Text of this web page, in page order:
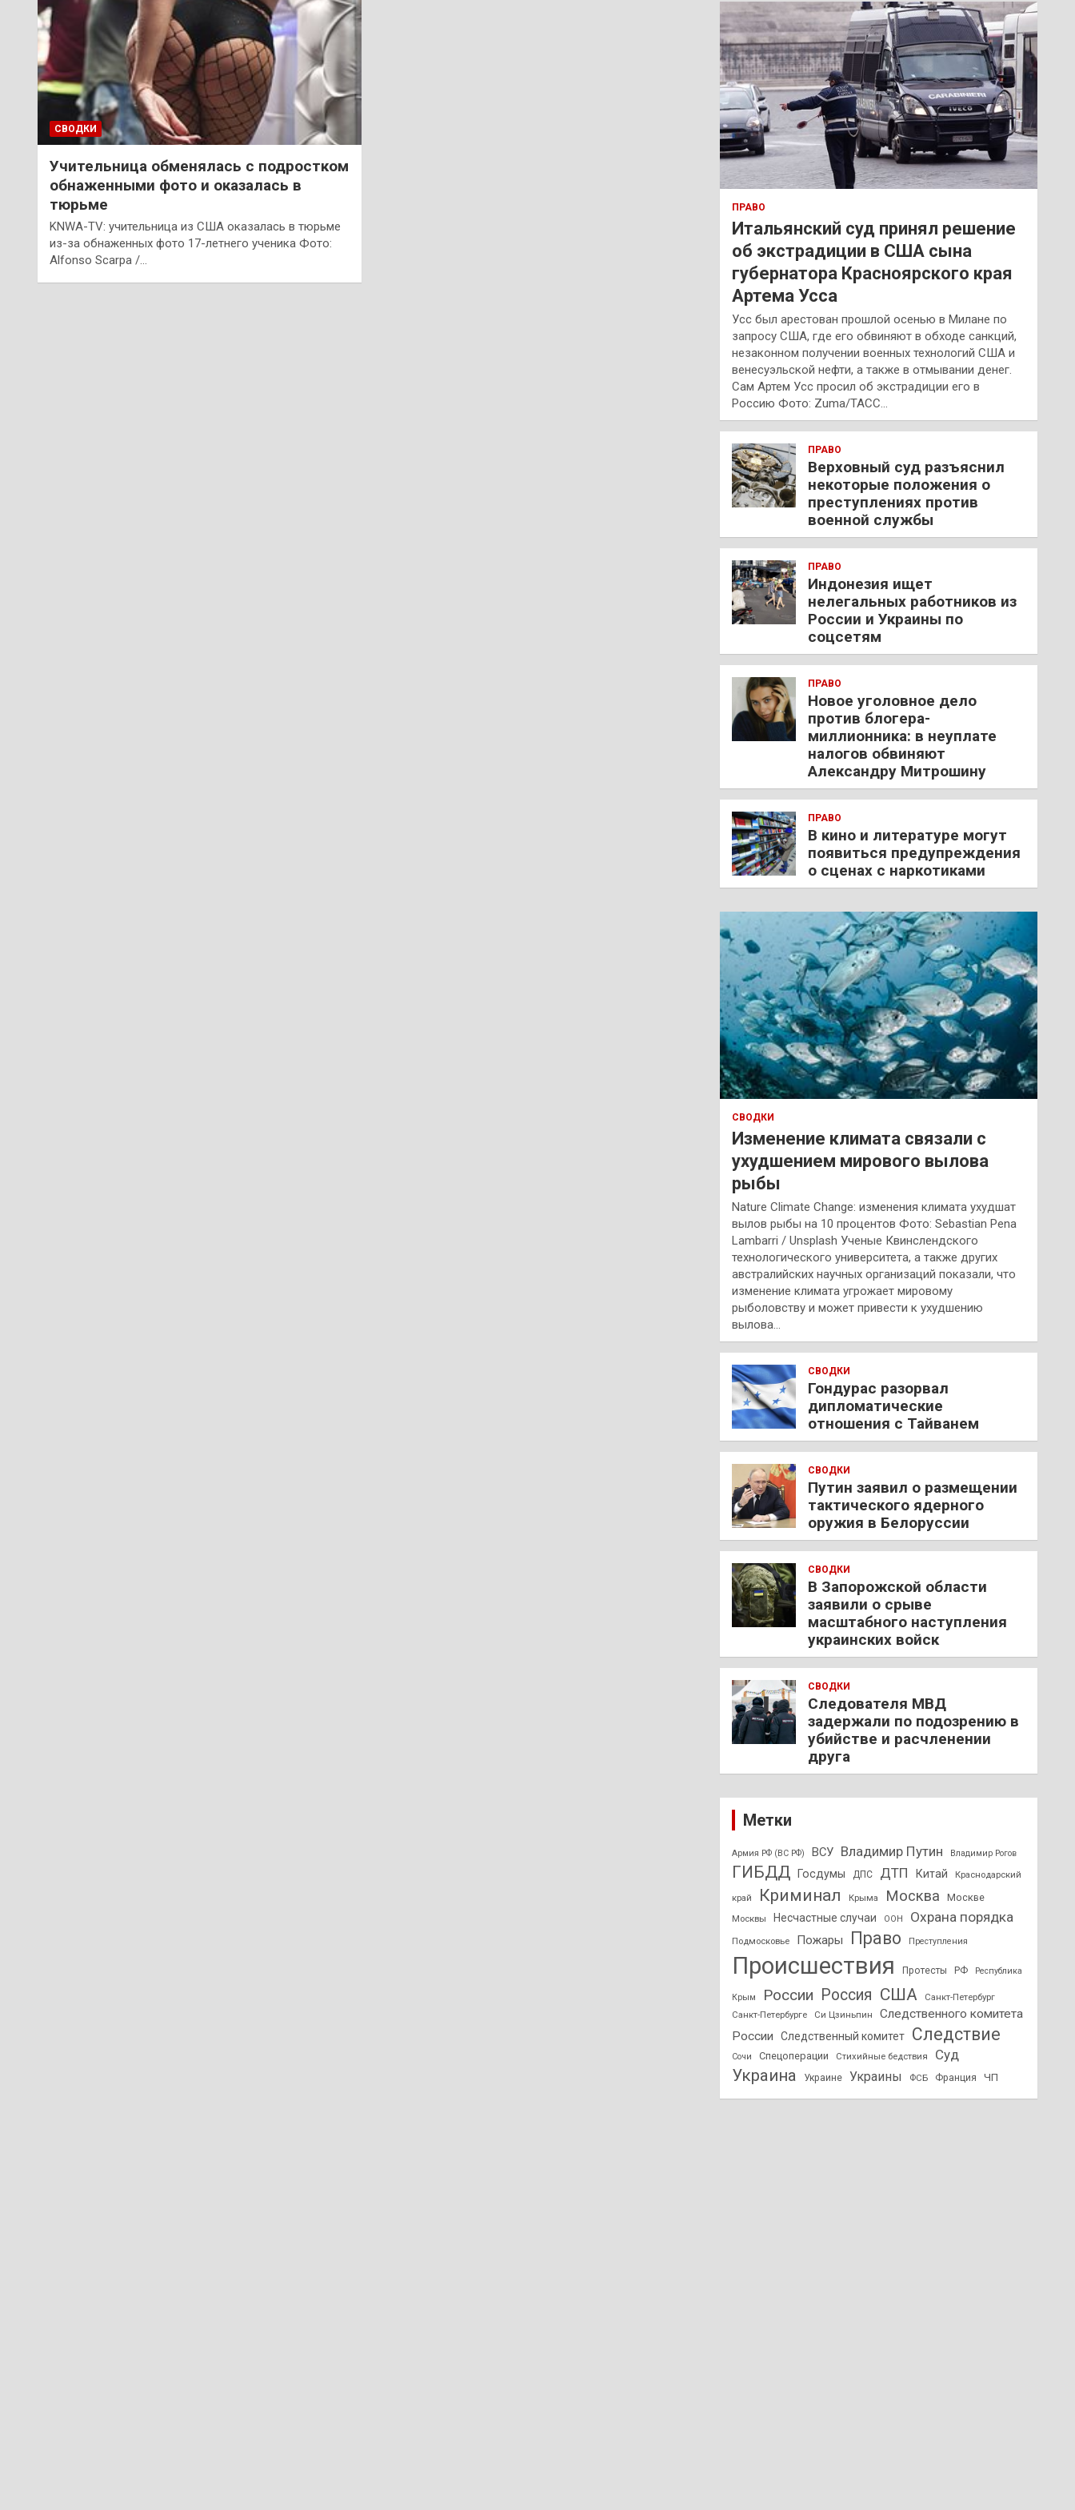
СВОДКИ
Учительница обменялась с подростком
обнаженными фото и оказалась в
тюрьме
KNWA-TV: учительница из США оказалась в тюрьме
из-за обнаженных фото 17-летнего ученика Фото:
Alfonso Scarpa /…
к
ПРАВО
Итальянский суд принял решение
об экстрадиции в США сына
губернатора Красноярского края
Артема Усса
Усс был арестован прошлой осенью в Милане по
запросу США, где его обвиняют в обходе санкций,
незаконном получении военных технологий США и
венесуэльской нефти, а также в отмывании денег.
Сам Артем Усс просил об экстрадиции его в
Россию Фото: Zuma/ТАСС…
ПРАВО
Верховный суд разъяснил
некоторые положения о
преступлениях против
военной службы
ПРАВО
Индонезия ищет
нелегальных работников из
России и Украины по
соцсетям
ПРАВО
Новое уголовное дело
против блогера-
миллионника: в неуплате
налогов обвиняют
Александру Митрошину
ПРАВО
В кино и литературе могут
появиться предупреждения
о сценах с наркотиками
СВОДКИ
Изменение климата связали с
ухудшением мирового вылова
рыбы
Nature Climate Change: изменения климата ухудшат
вылов рыбы на 10 процентов Фото: Sebastian Pena
Lambarri / Unsplash Ученые Квинслендского
технологического университета, а также других
австралийских научных организаций показали, что
изменение климата угрожает мировому
рыболовству и может привести к ухудшению
вылова…
СВОДКИ
Гондурас разорвал
дипломатические
отношения с Тайванем
СВОДКИ
Путин заявил о размещении
тактического ядерного
оружия в Белоруссии
СВОДКИ
В Запорожской области
заявили о срыве
масштабного наступления
украинских войск
СВОДКИ
Следователя МВД
задержали по подозрению в
убийстве и расчленении
друга
Метки
Армия РФ (ВС РФ) ВСУ Владимир Путин Владимир Рогов
ГИБДД Госдумы ДПС ДТП Китай Краснодарский
край Криминал Крыма Москва Москве
Москвы Несчастные случаи ООН Охрана порядка
Подмосковье Пожары Право Преступления
Происшествия Протесты РФ Республика
Крым России Россия США
Санкт-Петербург
Санкт-Петербурге
Си Цзиньпин
Следственного комитета
России
Следственный комитет Следствие
Сочи Спецоперации Стихийные бедствия Суд
Украина Украине Украины ФСБ Франция ЧП